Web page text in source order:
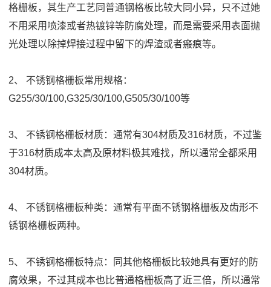
格栅板，其生产工艺同普通钢格板比较大同小异，只不过她
不用采用喷漆或者热镀锌等防腐处理，而是需要采用表面抛
光处理以除掉焊接过程中留下的焊渣或者瘢痕等。
2、 不锈钢格栅板常用规格：
G255/30/100,G325/30/100,G505/30/100等
3、 不锈钢格栅板材质：通常有304材质及316材质，不过鉴
于316材质成本太高及原材料极其难找，所以通常全都采用
304材质。
4、 不锈钢格栅板种类：通常有平面不锈钢格栅板及齿形不
锈钢格栅板两种。
5、 不锈钢格栅板特点：同其他格栅板比较她具有更好的防
腐效果，不过其成本也比普通格栅板高了近三倍，所以通常